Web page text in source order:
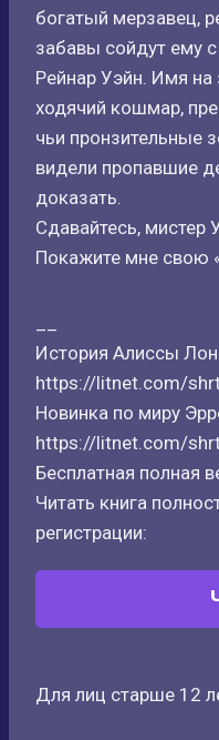
богатый мерзавец,
забавы сойдут ему с
Рейнар Уэйн. Имя на
ходячий кошмар,
чьи пронзительные
видели пропавшие
доказать.
Сдавайтесь, мистер
Покажите мне свою
История Алиссы
https://litnet.com/
Новинка по миру
https://litnet.com/
Бесплатная полная
Читать книга
регистрации:
Для лиц старше 12